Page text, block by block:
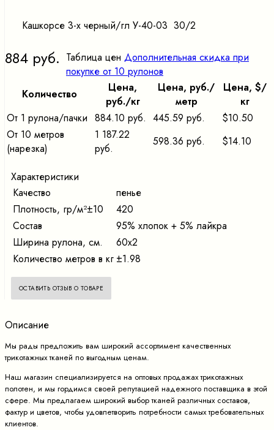
Кашкорсе 3-х черный/гл У-40-03 30/2
884 руб. Таблица цен Дополнительная скидка при
покупке от 10 рулонов
Количество
Цена,
pуб./кг
Цена, pуб./
метр
Цена, $/
кг
От 1 рулона/пачки 884.10 руб. 445.59 руб.
$10.50
От 10 метров
(нарезка)
1 187.22
руб.
598.36 руб. $14.10
Характеристики
Качество
пенье
Плотность, гр/м²±10
420
Состав
95% хлопок + 5% лайкра
Ширина рулона, см.
60х2
Количество метров в кг ±1.98
ОСТАВИТЬ ОТЗЫВ О ТОВАРЕ
Описание
Мы рады предложить вам широкий ассортимент качественных
трикотажных тканей по выгодным ценам.
Наш магазин специализируется на оптовых продажах трикотажных
полотен, и мы гордимся своей репутацией надежного поставщика в этой
сфере. Мы предлагаем широкий выбор тканей различных составов,
фактур и цветов, чтобы удовлетворить потребности самых требовательных
клиентов.